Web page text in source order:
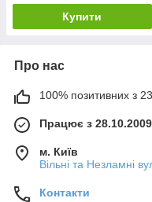
Купити
Про нас
100% позитивних з 23
Працює з 28.10.2009
м. Київ
Вільні та Незламні
Контакти